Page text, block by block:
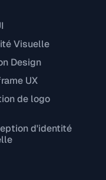
Visuelle
Design
UX
de logo
d'identité